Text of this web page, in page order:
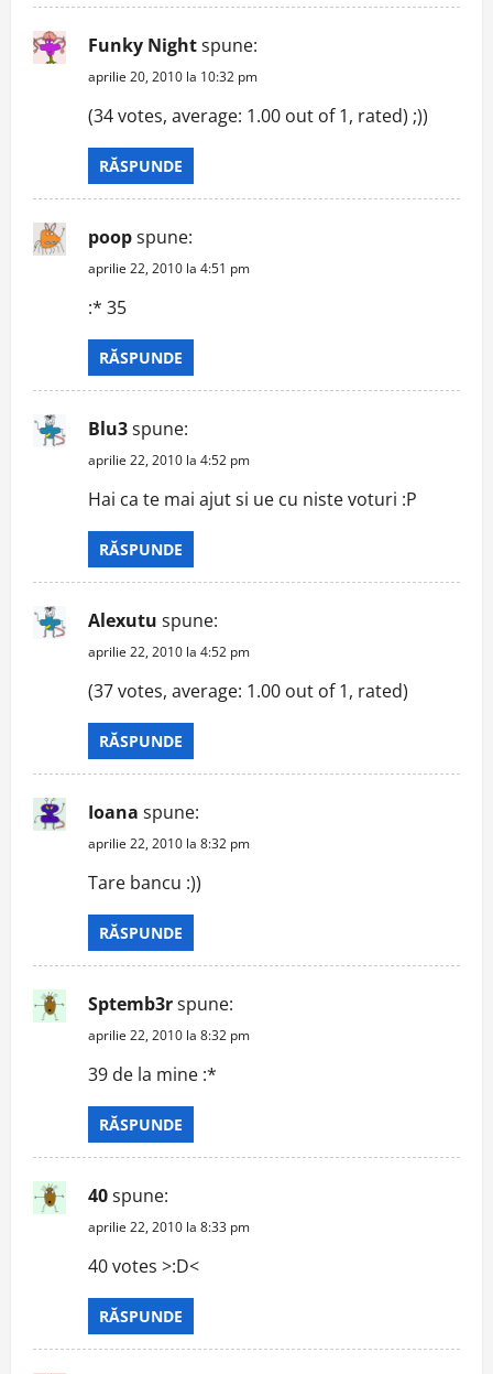
Funky Nightspune:
aprilie 20, 2010 la 10:32 pm
(34 votes, average: 1.00 out of 1, rated) ;))
RĂSPUNDE
poopspune:
aprilie 22, 2010 la 4:51 pm
:* 35
RĂSPUNDE
Blu3spune:
aprilie 22, 2010 la 4:52 pm
Hai ca te mai ajut si ue cu niste voturi :P
RĂSPUNDE
Alexutu spune:
aprilie 22, 2010 la 4:52 pm
(37 votes, average: 1.00 out of 1, rated)
RĂSPUNDE
Ioana spune:
aprilie 22, 2010 la 8:32 pm
Tare bancu :))
RĂSPUNDE
Sptemb3rspune:
aprilie 22, 2010 la 8:32 pm
39 de la mine :*
RĂSPUNDE
40spune:
aprilie 22, 2010 la 8:33 pm
40 votes >:D<
RĂSPUNDE